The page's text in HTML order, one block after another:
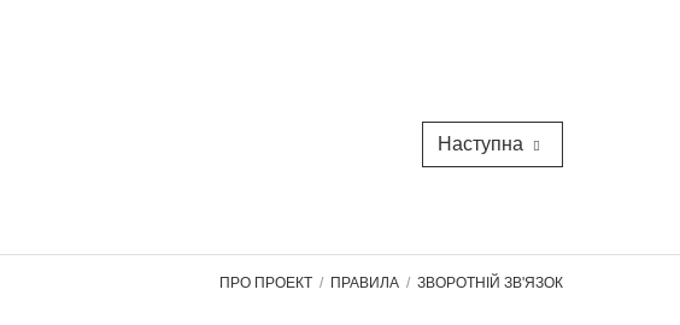
Наступна
ПРО ПРОЕКТ ПРАВИЛА ЗВОРОТНІЙ ЗВ'ЯЗОК